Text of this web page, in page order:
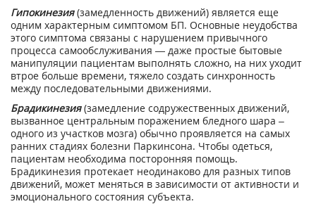
Гипокинезия(замедленность движений) является еще
одним характерным симптомом БП. Основные неудобства
этого симптома связаны с нарушением привычного
процесса самообслуживания — даже простые бытовые
манипуляции пациентам выполнять сложно, на них уходит
втрое больше времени, тяжело создать синхронность
между последовательными движениями.
Брадикинезия(замедление содружественных движений,
вызванное центральным поражением бледного шара –
одного из участков мозга) обычно проявляется на самых
ранних стадиях болезни Паркинсона. Чтобы одеться,
пациентам необходима посторонняя помощь.
Брадикинезия протекает неодинаково для разных типов
движений, может меняться в зависимости от активности и
эмоционального состояния субъекта.